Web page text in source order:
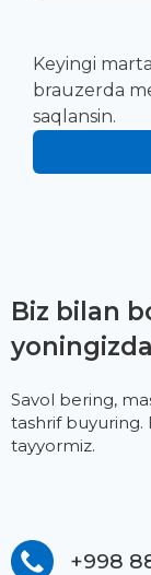
Keyingi
brauzerda
saqlansin.
Biz bilan
Savol bering,
tashrif
tayyormiz.
+998